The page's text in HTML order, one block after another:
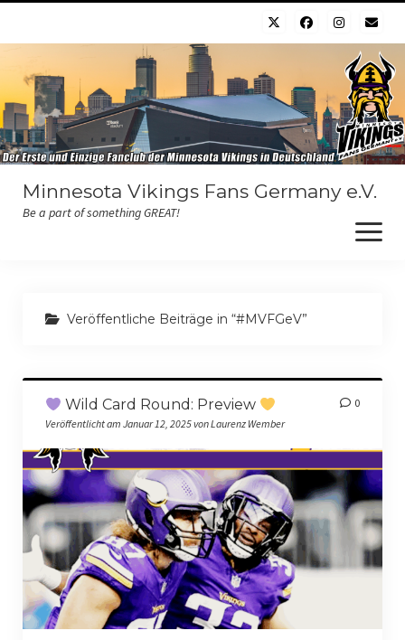
Minnesota Vikings Fans Germany e.V.
Be a part of something GREAT!
Menü
öffnen
Der Verein
Der Vorstand
Jahreshauptversammlung
Jahreshauptversammlung 2024
Jahreshauptversammlung 2025
Mitgliedschaft
Mitgliedsantrag: Einzelmitgliedschaft
Veröffentliche Beiträge in “#MVFGeV”
Wild Card Round: Preview
Veröffentlicht am Januar 12, 2025 von Laurenz Wember
0